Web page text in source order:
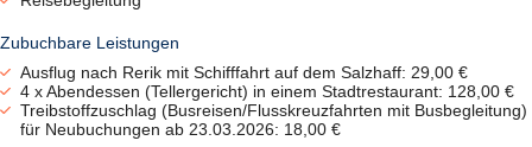
Zubuchbare Leistungen
Ausflug nach Rerik mit Schifffahrt auf dem Salzhaff: 29,00 €
4 x Abendessen (Tellergericht) in einem Stadtrestaurant: 128,00 €
Treibstoffzuschlag (Busreisen/Flusskreuzfahrten mit Busbegleitung)
für Neubuchungen ab 23.03.2026: 18,00 €